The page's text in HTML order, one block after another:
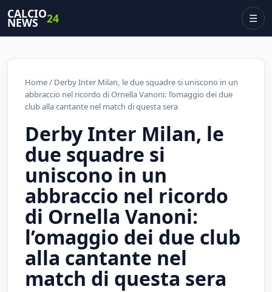
CALCIO
NEWS 24 ☰
Home/ Derby Inter Milan, le due squadre si uniscono in un
abbraccio nel ricordo di Ornella Vanoni: l’omaggio dei due
club alla cantante nel match di questa sera
Derby Inter Milan, le
due squadre si
uniscono in un
abbraccio nel ricordo
di Ornella Vanoni:
l’omaggio dei due club
alla cantante nel
match di questa sera